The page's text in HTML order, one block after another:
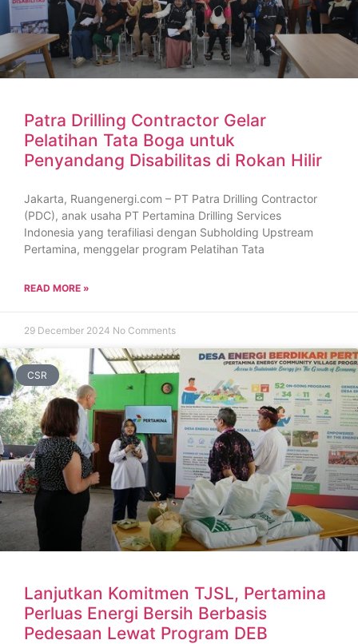
Patra Drilling Contractor Gelar
Pelatihan Tata Boga untuk
Penyandang Disabilitas di Rokan Hilir
Jakarta, Ruangenergi.com – PT Patra Drilling Contractor
(PDC), anak usaha PT Pertamina Drilling Services
Indonesia yang terafiliasi dengan Subholding Upstream
Pertamina, menggelar program Pelatihan Tata
READ MORE »
29 December 2024 No Comments
CSR
Lanjutkan Komitmen TJSL, Pertamina
Perluas Energi Bersih Berbasis
Pedesaan Lewat Program DEB